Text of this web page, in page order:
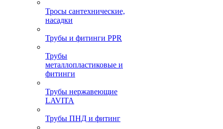
Тросы сантехнические,
насадки
Трубы и фитинги PPR
Трубы
металлопластиковые и
фитинги
Трубы нержавеющие
LAVITA
Трубы ПНД и фитинг